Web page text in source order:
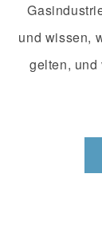
und wissen,
gelten,